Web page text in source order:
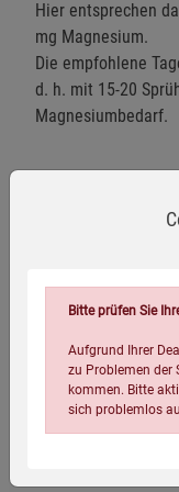
Hier entsprechen
mg Magnesium.
Die empfohlene
d. h. mit 15-20
Magnesiumbedarf.
Vegan
Eigenschaften
Bitte prüfen Sie
Aufgrund Ihrer
zu Problemen der
kommen. Bitte
sich problemlos